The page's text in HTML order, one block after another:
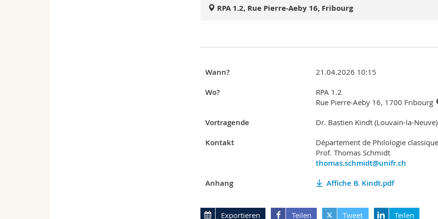
RPA 1.2, Rue Pierre-Aeby 16, Fribourg
Wann? 21.04.2026 10:15
Wo?
RPA 1.2
Rue Pierre-Aeby 16, 1700 Fribourg
Vortragende Dr. Bastien Kindt (Louvain-la-Neuve)
Kontakt
Département de Philologie classique
Prof. Thomas Schmidt
thomas.schmidt@unifr.ch
Anhang
Affiche B. Kindt.pdf
Exportieren Teilen Tweet Teilen